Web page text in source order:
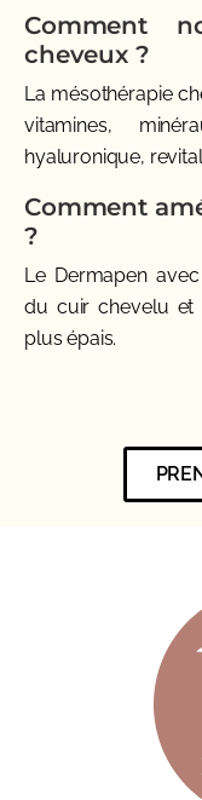
Comment
cheveux ?
La mésothérapie
vitamines,
hyaluronique,
Comment
?
Le Dermapen
du cuir chevelu et
plus épais.